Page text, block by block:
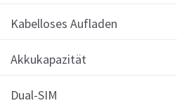
Microsoft
Gigaset
Kabelloses Aufladen
Akkukapazität
Dual-SIM